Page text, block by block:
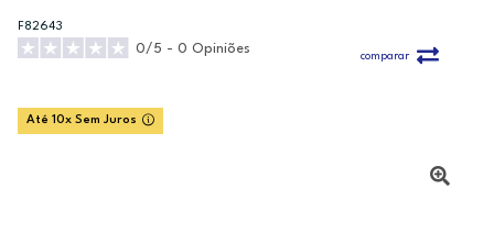
F82643
0/5 - 0 Opiniões
comparar
Até 10x Sem Juros